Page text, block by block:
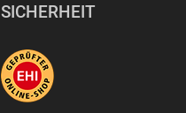
SICHERHEIT